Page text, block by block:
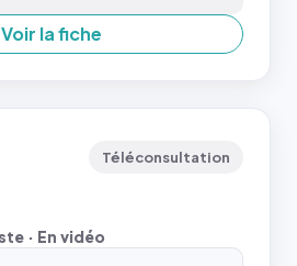
Voir la fiche
Téléconsultation
· En vidéo